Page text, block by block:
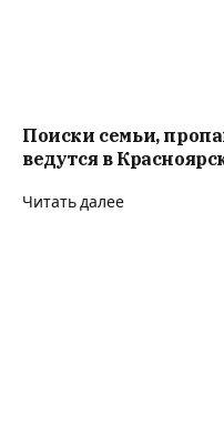
Поиски семьи,
ведутся в
Читать далее